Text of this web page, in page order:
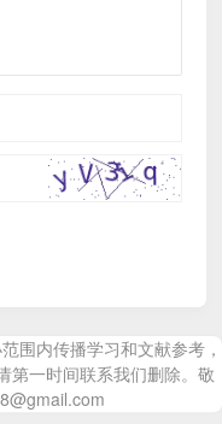
围内传播学习和文献参考，
第一时间联系我们删除。敬